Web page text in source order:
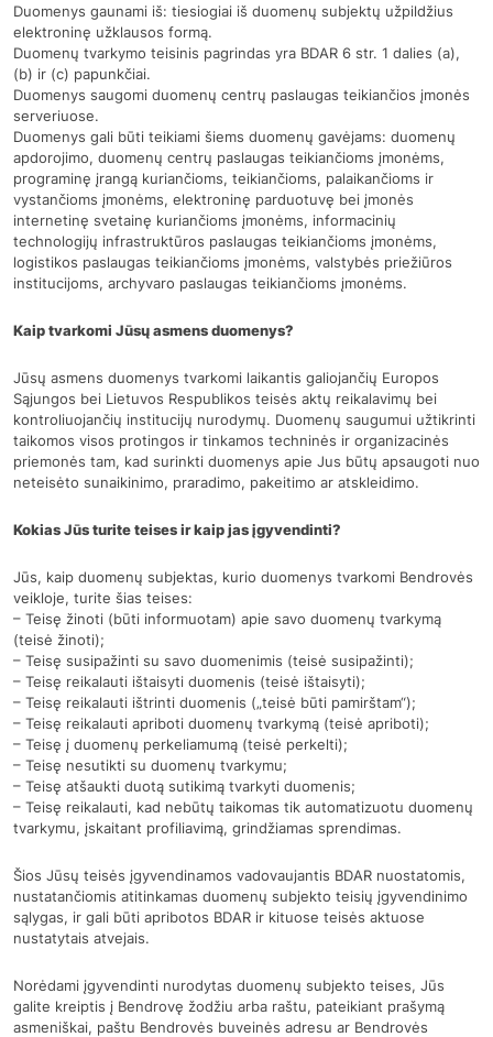
Duomenys gaunami iš: tiesiogiai iš duomenų subjektų užpildžius
elektroninę užklausos formą.
Duomenų tvarkymo teisinis pagrindas yra BDAR 6 str. 1 dalies (a),
(b) ir (c) papunkčiai.
Duomenys saugomi duomenų centrų paslaugas teikiančios įmonės
serveriuose.
Duomenys gali būti teikiami šiems duomenų gavėjams: duomenų
apdorojimo, duomenų centrų paslaugas teikiančioms įmonėms,
programinę įrangą kuriančioms, teikiančioms, palaikančioms ir
vystančioms įmonėms, elektroninę parduotuvę bei įmonės
internetinę svetainę kuriančioms įmonėms, informacinių
technologijų infrastruktūros paslaugas teikiančioms įmonėms,
logistikos paslaugas teikiančioms įmonėms, valstybės priežiūros
institucijoms, archyvaro paslaugas teikiančioms įmonėms.
Kaip tvarkomi Jūsų asmens duomenys?
Jūsų asmens duomenys tvarkomi laikantis galiojančių Europos
Sąjungos bei Lietuvos Respublikos teisės aktų reikalavimų bei
kontroliuojančių institucijų nurodymų. Duomenų saugumui užtikrinti
taikomos visos protingos ir tinkamos techninės ir organizacinės
priemonės tam, kad surinkti duomenys apie Jus būtų apsaugoti nuo
neteisėto sunaikinimo, praradimo, pakeitimo ar atskleidimo.
Kokias Jūs turite teises ir kaip jas įgyvendinti?
Jūs, kaip duomenų subjektas, kurio duomenys tvarkomi Bendrovės
veikloje, turite šias teises:
– Teisę žinoti (būti informuotam) apie savo duomenų tvarkymą
(teisė žinoti);
– Teisę susipažinti su savo duomenimis (teisė susipažinti);
– Teisę reikalauti ištaisyti duomenis (teisė ištaisyti);
– Teisę reikalauti ištrinti duomenis („teisė būti pamirštam“);
– Teisę reikalauti apriboti duomenų tvarkymą (teisė apriboti);
– Teisę į duomenų perkeliamumą (teisė perkelti);
– Teisę nesutikti su duomenų tvarkymu;
– Teisę atšaukti duotą sutikimą tvarkyti duomenis;
– Teisę reikalauti, kad nebūtų taikomas tik automatizuotu duomenų
tvarkymu, įskaitant profiliavimą, grindžiamas sprendimas.
Šios Jūsų teisės įgyvendinamos vadovaujantis BDAR nuostatomis,
nustatančiomis atitinkamas duomenų subjekto teisių įgyvendinimo
sąlygas, ir gali būti apribotos BDAR ir kituose teisės aktuose
nustatytais atvejais.
Norėdami įgyvendinti nurodytas duomenų subjekto teises, Jūs
galite kreiptis į Bendrovę žodžiu arba raštu, pateikiant prašymą
asmeniškai, paštu Bendrovės buveinės adresu ar Bendrovės